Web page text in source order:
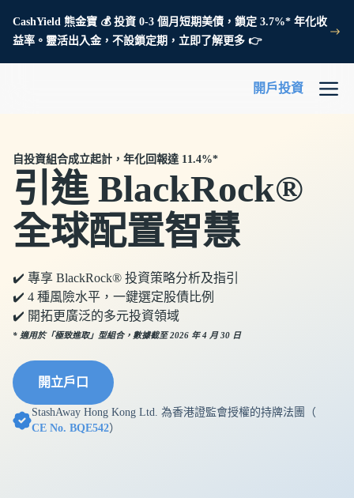
CashYield 熊金寶 💰 投資 0-3 個月短期美債，鎖定 3.7%* 年化收
益率。靈活出入金，不設鎖定期，立即了解更多 👉
開戶投資
自投資組合成立起計，年化回報達 11.4%*
引進 BlackRock®
全球配置智慧
✔️ 專享 BlackRock® 投資策略分析及指引
✔️ 4 種風險水平，一鍵選定股債比例
✔️ 開拓更廣泛的多元投資領域
* 適用於「極致進取」型組合，數據截至 2026 年 4 月 30 日
開立戶口
StashAway Hong Kong Ltd. 為香港證監會授權的持牌法團（
CE No. BQE542）